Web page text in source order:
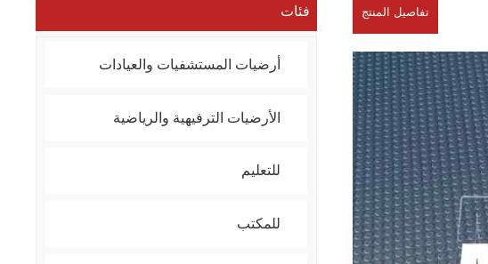
فئات
أرضيات المستشفيات والعيادات
الأرضيات الترفيهية والرياضية
للتعليم
للمكتب
تفاصيل المنتج